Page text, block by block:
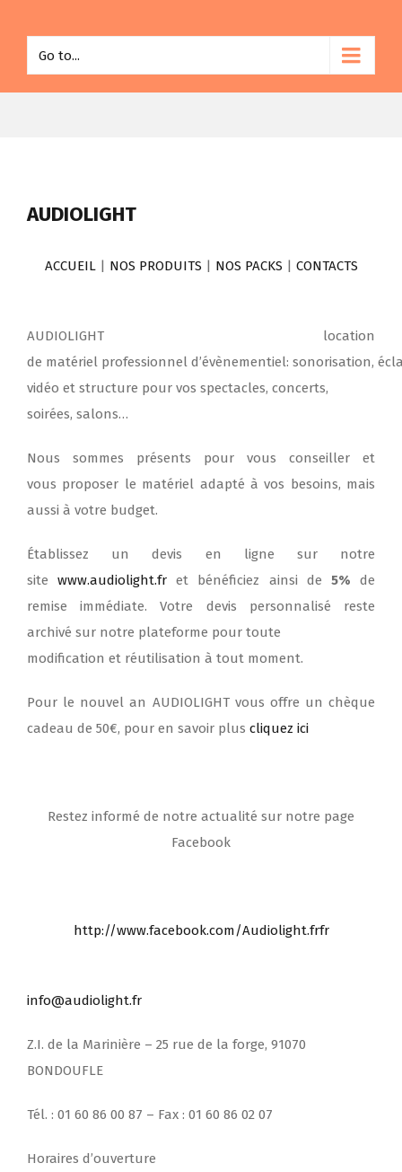
Go to...
AUDIOLIGHT
ACCUEIL| NOS PRODUITS | NOS PACKS | CONTACTS
AUDIOLIGHT location
de matériel professionnel d’évènementiel: sonorisation,
vidéo et structure pour vos spectacles, concerts,
soirées, salons…
Nous sommes présents pour vous conseiller et
vous proposer le matériel adapté à vos besoins, mais
aussi à votre budget.
Établissez un devis en ligne sur notre
site
www.audiolight.fr et bénéficiez ainsi de 5% de
remise immédiate. Votre devis personnalisé reste
archivé sur notre plateforme pour toute
modification et réutilisation à tout moment.
Pour le nouvel an AUDIOLIGHT vous offre un chèque
cadeau de 50€, pour en savoir plus cliquez ici
Restez informé de notre actualité sur notre page
Facebook
http://www.facebook.com/Audiolight.frfr
info@audiolight.fr
Z.I. de la Marinière – 25 rue de la forge, 91070
BONDOUFLE
Tél. : 01 60 86 00 87 – Fax : 01 60 86 02 07
Horaires d’ouverture